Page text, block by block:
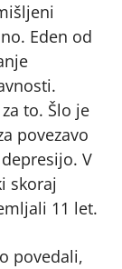
Eden od
to. Šlo je
povezavo
V
skoraj
11 let.
povedali,